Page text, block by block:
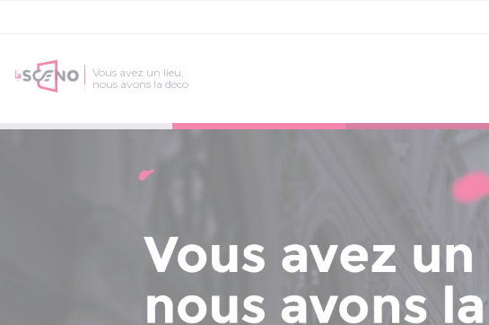
Vous avez un lieu,
nous avons la déco